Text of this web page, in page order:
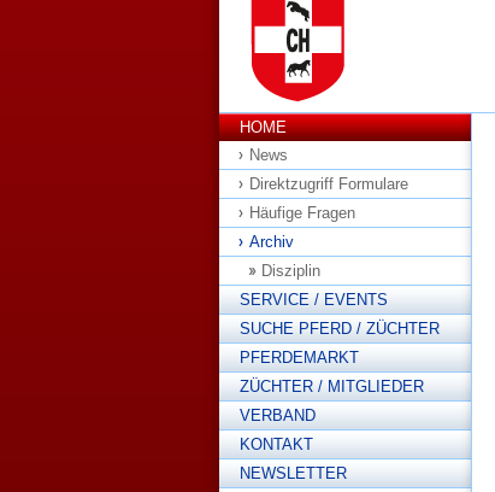
HOME
News
Direktzugriff Formulare
Häufige Fragen
Archiv
Disziplin
SERVICE / EVENTS
SUCHE PFERD / ZÜCHTER
PFERDEMARKT
ZÜCHTER / MITGLIEDER
VERBAND
KONTAKT
NEWSLETTER